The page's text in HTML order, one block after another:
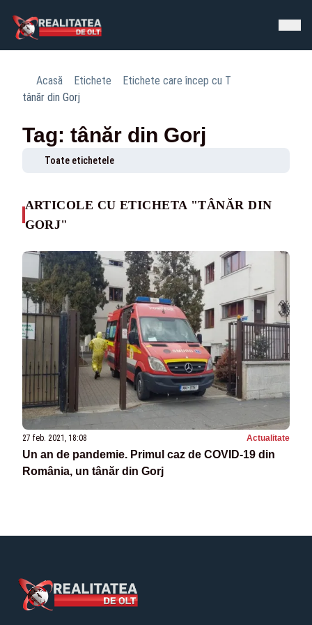
Acasă Etichete
Etichete care încep cu T
tânăr din Gorj
Tag: tânăr din Gorj
Toate etichetele
ARTICOLE CU ETICHETA "TÂNĂR DIN
GORJ"
27 feb. 2021, 18:08 Actualitate
Un an de pandemie. Primul caz de COVID-19 din
România, un tânăr din Gorj